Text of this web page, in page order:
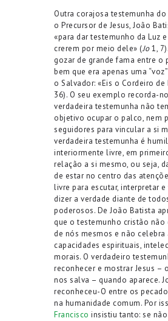
Outra corajosa testemunha
o Precursor de Jesus, João
«para dar testemunho da Luz
crerem por meio dele» (Jo1,
gozar de grande fama entre o
bem que era apenas uma
o Salvador: «Eis o Cordeiro de
36). O seu exemplo recorda-
verdadeira testemunha não
objetivo ocupar o palco, nem
seguidores para vincular a si
verdadeira testemunha é
interiormente livre, em
relação a si mesmo, ou seja,
de estar no centro das
livre para escutar, interpretar
dizer a verdade diante de
poderosos. De João Batista
que o testemunho cristão não
de nós mesmos e não celebra
capacidades espirituais,
morais. O verdadeiro
reconhecer e mostrar Jesus –
nos salva – quando aparece.
reconheceu-O entre os
na humanidade comum. Por
Francisco insistiu tanto: se